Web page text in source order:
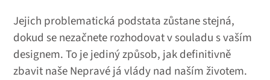
Jejich problematická podstata zůstane stejná,
dokud se nezačnete rozhodovat v souladu s vaším
designem. To je jediný způsob, jak definitivně
zbavit naše Nepravé já vlády nad naším životem.